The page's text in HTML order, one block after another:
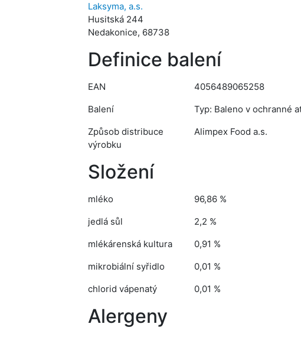
Laksyma, a.s.
Husitská 244
Nedakonice, 68738
Definice balení
EAN
4056489065258
Balení
Typ: Baleno v ochranné
Způsob distribuce
výrobku
Alimpex Food a.s.
Složení
mléko
96,86 %
jedlá sůl
2,2 %
mlékárenská kultura
0,91 %
mikrobiální syřidlo
0,01 %
chlorid vápenatý
0,01 %
Alergeny